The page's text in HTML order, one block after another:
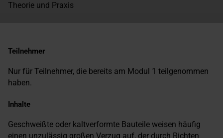
Theorie und Praxis
Teilnehmer
Nur für Teilnehmer, die bereits am Modul 1 teilgenommen
haben.
Inhalte
Geschweißte oder kaltverformte Bauteile weisen häufig
einen unzulässig großen Verzug auf, der durch Richten